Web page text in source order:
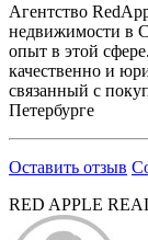
Агентство
недвижимости в
опыт в этой
качественно и
связанный с
Петербурге
Оставить отзыв
RED APPLE